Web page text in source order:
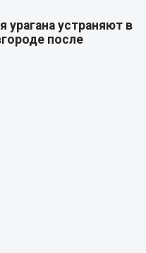
урагана устраняют в
после